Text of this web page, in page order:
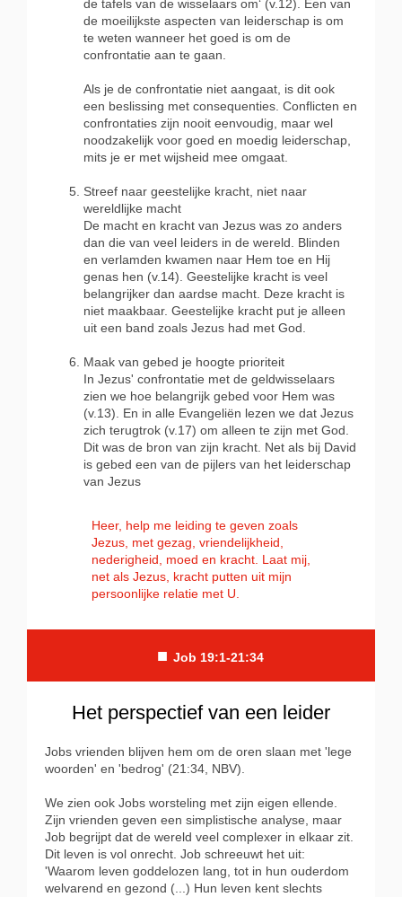
de tafels van de wisselaars om‘ (v.12). Een van
de moeilijkste aspecten van leiderschap is om
te weten wanneer het goed is om de
confrontatie aan te gaan.
Als je de confrontatie niet aangaat, is dit ook
een beslissing met consequenties. Conflicten en
confrontaties zijn nooit eenvoudig, maar wel
noodzakelijk voor goed en moedig leiderschap,
mits je er met wijsheid mee omgaat.
Streef naar geestelijke kracht, niet naar
wereldlijke macht
De macht en kracht van Jezus was zo anders
dan die van veel leiders in de wereld. Blinden
en verlamden kwamen naar Hem toe en Hij
genas hen (v.14). Geestelijke kracht is veel
belangrijker dan aardse macht. Deze kracht is
niet maakbaar. Geestelijke kracht put je alleen
uit een band zoals Jezus had met God.
Maak van gebed je hoogte prioriteit
In Jezus' confrontatie met de geldwisselaars
zien we hoe belangrijk gebed voor Hem was
(v.13). En in alle Evangeliën lezen we dat Jezus
zich terugtrok (v.17) om alleen te zijn met God.
Dit was de bron van zijn kracht. Net als bij David
is gebed een van de pijlers van het leiderschap
van Jezus
Heer, help me leiding te geven zoals
Jezus, met gezag, vriendelijkheid,
nederigheid, moed en kracht. Laat mij,
net als Jezus, kracht putten uit mijn
persoonlijke relatie met U.
■ Job 19:1-21:34
Het perspectief van een leider
Jobs vrienden blijven hem om de oren slaan met 'lege
woorden' en 'bedrog' (21:34, NBV).
We zien ook Jobs worsteling met zijn eigen ellende.
Zijn vrienden geven een simplistische analyse, maar
Job begrijpt dat de wereld veel complexer in elkaar zit.
Dit leven is vol onrecht. Job schreeuwt het uit:
'Waarom leven goddelozen lang, tot in hun ouderdom
welvarend en gezond (...) Hun leven kent slechts